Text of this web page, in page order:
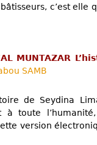
c’est
MUNTAZAR
SAMB
de Seydina
à toute
version